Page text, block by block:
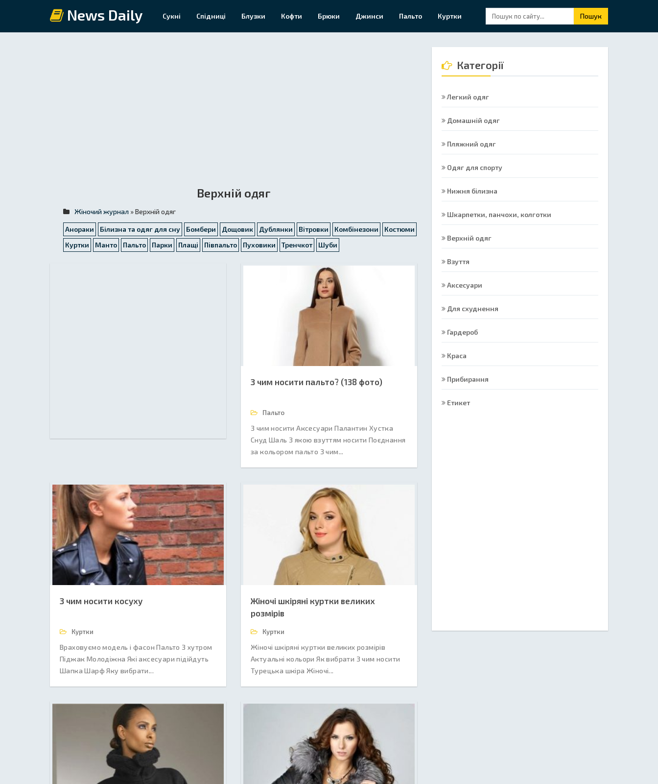
News Daily Сукні Спідниці Блузки Кофти Брюки Джинси Пальто Куртки Пошук
Верхній одяг
Жіночий журнал » Верхній одяг
Анораки Білизна та одяг для сну Бомбери Дощовик Дублянки Вітровки Комбінезони
Костюми
Куртки
Манто Пальто Парки Плащі Півпальто Пуховики Тренчкот Шуби
З чим носити пальто? (138 фото)
Пальто
З чим носити Аксесуари Палантин Хустка
Снуд Шаль З якою взуттям носити Поєднання
за кольором пальто З чим...
З чим носити косуху
Куртки
Враховуємо модель і фасон Пальто З хутром
Піджак Молодіжна Які аксесуари підійдуть
Шапка Шарф Яку вибрати...
Жіночі шкіряні куртки великих
розмірів
Куртки
Жіночі шкіряні куртки великих розмірів
Актуальні кольори Як вибрати З чим носити
Турецька шкіра Жіночі...
Категорії
Легкий одяг
Домашній одяг
Пляжний одяг
Одяг для спорту
Нижня білизна
Шкарпетки, панчохи, колготки
Верхній одяг
Взуття
Аксесуари
Для схуднення
Гардероб
Краса
Прибирання
Етикет